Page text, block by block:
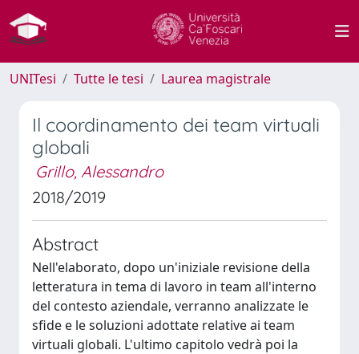
UNITesi Tutte le tesi Laurea magistrale
Il coordinamento dei team virtuali
globali
Grillo, Alessandro
2018/2019
Abstract
Nell'elaborato, dopo un'iniziale revisione della
letteratura in tema di lavoro in team all'interno
del contesto aziendale, verranno analizzate le
sfide e le soluzioni adottate relative ai team
virtuali globali. L'ultimo capitolo vedrà poi la